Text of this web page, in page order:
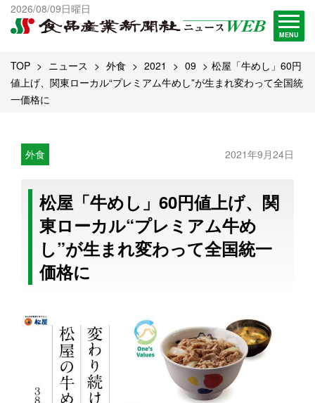
2026/08/09日曜日
MENU
出版物一覧へ
試読・購読申し込み
TOP ニュース 外食 2021 09
松屋「牛めし」60円
値上げ、関東ローカル“プレミアム牛めし”が生まれ変わって全国統
一価格に
外食 2021年9月24日
松屋「牛めし」60円値上げ、関
東ローカル“プレミアム牛め
し”が生まれ変わって全国統一
価格に